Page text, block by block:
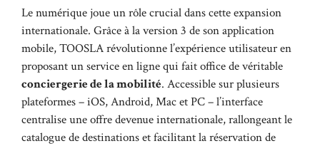
Le numérique joue un rôle crucial dans cette expansion
internationale. Grâce à la version 3 de son application
mobile, TOOSLA révolutionne l’expérience utilisateur en
proposant un service en ligne qui fait office de véritable
conciergerie de la mobilité. Accessible sur plusieurs
plateformes – iOS, Android, Mac et PC – l’interface
centralise une offre devenue internationale, rallongeant le
catalogue de destinations et facilitant la réservation de